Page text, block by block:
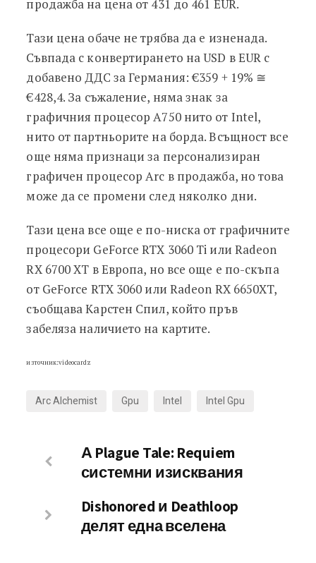
продажба на цена от 431 до 461 EUR.
Тази цена обаче не трябва да е изненада.
Съвпада с конвертирането на USD в EUR с
добавено ДДС за Германия: €359 + 19% ≅
€428,4. За съжаление, няма знак за
графичния процесор A750 нито от Intel,
нито от партньорите на борда. Всъщност все
още няма признаци за персонализиран
графичен процесор Arc в продажба, но това
може да се промени след няколко дни.
Тази цена все още е по-ниска от графичните
процесори GeForce RTX 3060 Ti или Radeon
RX 6700 XT в Европа, но все още е по-скъпа
от GeForce RTX 3060 или Radeon RX 6650XT,
съобщава Карстен Спил, който пръв
забеляза наличието на картите.
източник:videocardz
Arc Alchemist Gpu Intel Intel Gpu
А Plague Tale: Requiem
системни изисквания
Dishonored и Deathloop
делят една вселена